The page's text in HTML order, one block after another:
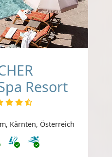
Resort
Kärnten, Österreich